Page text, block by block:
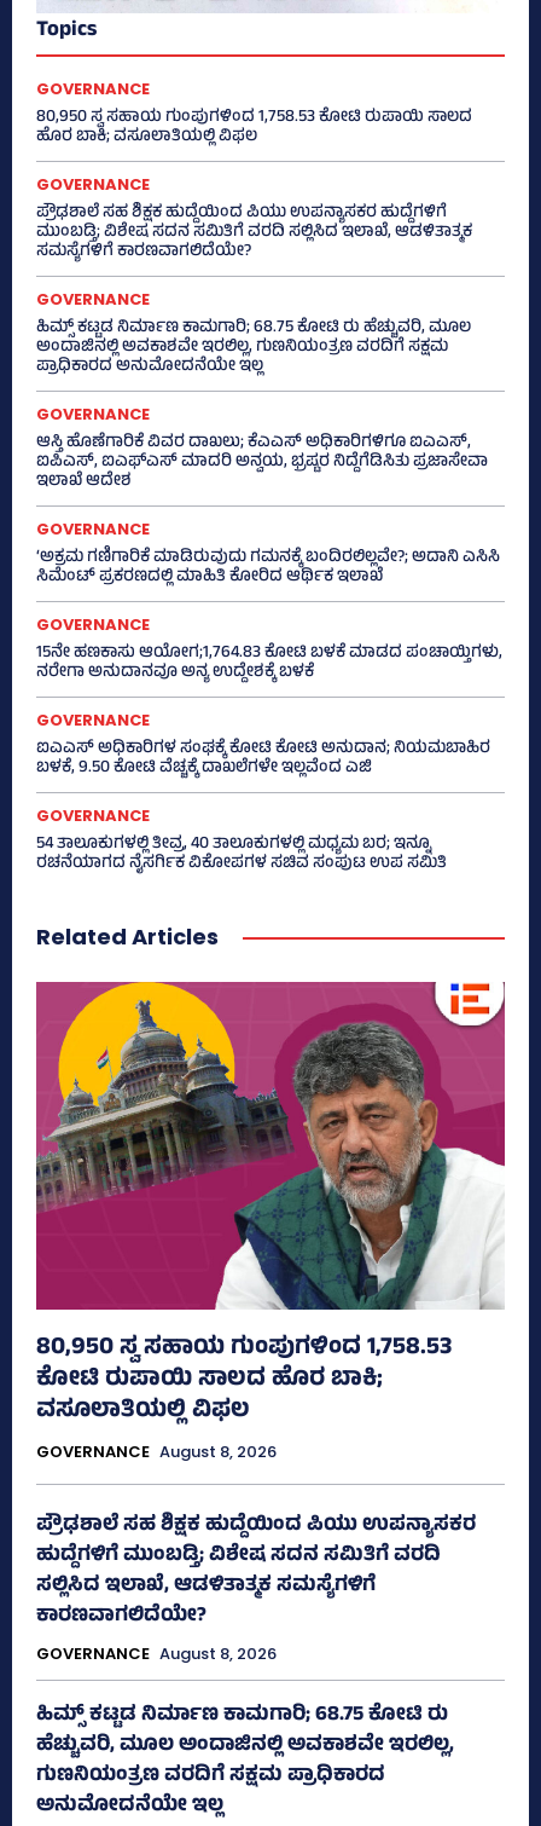
Topics
GOVERNANCE
80,950 ಸ್ವ ಸಹಾಯ ಗುಂಪುಗಳಿಂದ 1,758.53 ಕೋಟಿ ರುಪಾಯಿ ಸಾಲದ
ಹೊರ ಬಾಕಿ; ವಸೂಲಾತಿಯಲ್ಲಿ ವಿಫಲ
GOVERNANCE
ಪ್ರೌಢಶಾಲೆ ಸಹ ಶಿಕ್ಷಕ ಹುದ್ದೆಯಿಂದ ಪಿಯು ಉಪನ್ಯಾಸಕರ ಹುದ್ದೆಗಳಿಗೆ
ಮುಂಬಡ್ತಿ; ವಿಶೇಷ ಸದನ ಸಮಿತಿಗೆ ವರದಿ ಸಲ್ಲಿಸಿದ ಇಲಾಖೆ, ಆಡಳಿತಾತ್ಮಕ
ಸಮಸ್ಯೆಗಳಿಗೆ ಕಾರಣವಾಗಲಿದೆಯೇ?
GOVERNANCE
ಹಿಮ್ಸ್‌ ಕಟ್ಟಡ ನಿರ್ಮಾಣ ಕಾಮಗಾರಿ; 68.75 ಕೋಟಿ ರು ಹೆಚ್ಚುವರಿ, ಮೂಲ
ಅಂದಾಜಿನಲ್ಲಿ ಅವಕಾಶವೇ ಇರಲಿಲ್ಲ, ಗುಣನಿಯಂತ್ರಣ ವರದಿಗೆ ಸಕ್ಷಮ
ಪ್ರಾಧಿಕಾರದ ಅನುಮೋದನೆಯೇ ಇಲ್ಲ
GOVERNANCE
ಆಸ್ತಿ ಹೊಣೆಗಾರಿಕೆ ವಿವರ ದಾಖಲು; ಕೆಎಎಸ್ ಅಧಿಕಾರಿಗಳಿಗೂ ಐಎಎಸ್‌,
ಐಪಿಎಸ್‌, ಐಎಫ್‌ಎಸ್‌ ಮಾದರಿ ಅನ್ವಯ, ಭ್ರಷ್ಟರ ನಿದ್ದೆಗೆಡಿಸಿತು ಪ್ರಜಾಸೇವಾ
ಇಲಾಖೆ ಆದೇಶ
GOVERNANCE
‘ಅಕ್ರಮ ಗಣಿಗಾರಿಕೆ ಮಾಡಿರುವುದು ಗಮನಕ್ಕೆ ಬಂದಿರಲಿಲ್ಲವೇ?; ಅದಾನಿ ಎಸಿಸಿ
ಸಿಮೆಂಟ್ ಪ್ರಕರಣದಲ್ಲಿ ಮಾಹಿತಿ ಕೋರಿದ ಆರ್ಥಿಕ ಇಲಾಖೆ
GOVERNANCE
15ನೇ ಹಣಕಾಸು ಆಯೋಗ;1,764.83 ಕೋಟಿ ಬಳಕೆ ಮಾಡದ ಪಂಚಾಯ್ತಿಗಳು,
ನರೇಗಾ ಅನುದಾನವೂ ಅನ್ಯ ಉದ್ದೇಶಕ್ಕೆ ಬಳಕೆ
GOVERNANCE
ಐಎಎಸ್‌ ಅಧಿಕಾರಿಗಳ ಸಂಘಕ್ಕೆ ಕೋಟಿ ಕೋಟಿ ಅನುದಾನ; ನಿಯಮಬಾಹಿರ
ಬಳಕೆ, 9.50 ಕೋಟಿ ವೆಚ್ಚಕ್ಕೆ ದಾಖಲೆಗಳೇ ಇಲ್ಲವೆಂದ ಎಜಿ
GOVERNANCE
54 ತಾಲೂಕುಗಳಲ್ಲಿ ತೀವ್ರ, 40 ತಾಲೂಕುಗಳಲ್ಲಿ ಮಧ್ಯಮ ಬರ; ಇನ್ನೂ
ರಚನೆಯಾಗದ ನೈಸರ್ಗಿಕ ವಿಕೋಪಗಳ ಸಚಿವ ಸಂಪುಟ ಉಪ ಸಮಿತಿ
Related Articles
80,950 ಸ್ವ ಸಹಾಯ ಗುಂಪುಗಳಿಂದ 1,758.53
ಕೋಟಿ ರುಪಾಯಿ ಸಾಲದ ಹೊರ ಬಾಕಿ;
ವಸೂಲಾತಿಯಲ್ಲಿ ವಿಫಲ
GOVERNANCE August 8, 2026
ಪ್ರೌಢಶಾಲೆ ಸಹ ಶಿಕ್ಷಕ ಹುದ್ದೆಯಿಂದ ಪಿಯು ಉಪನ್ಯಾಸಕರ
ಹುದ್ದೆಗಳಿಗೆ ಮುಂಬಡ್ತಿ; ವಿಶೇಷ ಸದನ ಸಮಿತಿಗೆ ವರದಿ
ಸಲ್ಲಿಸಿದ ಇಲಾಖೆ, ಆಡಳಿತಾತ್ಮಕ ಸಮಸ್ಯೆಗಳಿಗೆ
ಕಾರಣವಾಗಲಿದೆಯೇ?
GOVERNANCE August 8, 2026
ಹಿಮ್ಸ್‌ ಕಟ್ಟಡ ನಿರ್ಮಾಣ ಕಾಮಗಾರಿ; 68.75 ಕೋಟಿ ರು
ಹೆಚ್ಚುವರಿ, ಮೂಲ ಅಂದಾಜಿನಲ್ಲಿ ಅವಕಾಶವೇ ಇರಲಿಲ್ಲ,
ಗುಣನಿಯಂತ್ರಣ ವರದಿಗೆ ಸಕ್ಷಮ ಪ್ರಾಧಿಕಾರದ
ಅನುಮೋದನೆಯೇ ಇಲ್ಲ